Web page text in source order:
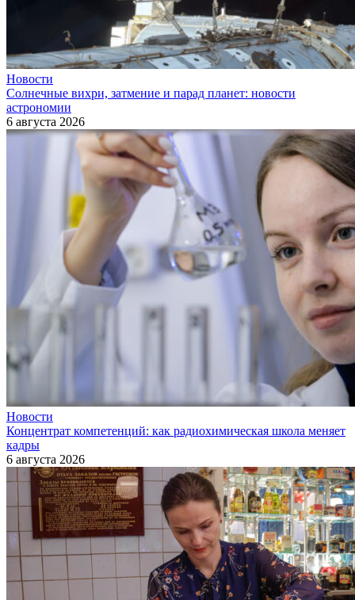
Новости
Солнечные вихри, затмение и парад планет: новости
астрономии
6 августа 2026
Новости
Концентрат компетенций: как радиохимическая школа меняет
кадры
6 августа 2026